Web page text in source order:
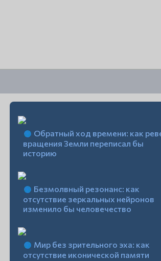
Обратный ход времени: как
вращения Земли переписал бы
историю
Безмолвный резонанс: как
отсутствие зеркальных нейронов
изменило бы человечество
Мир без зрительного эха: как
отсутствие иконической памяти